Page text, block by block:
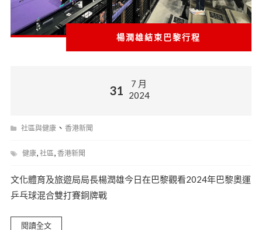
楊潤雄結束巴黎行程
31
7 月
2024
社區與健康、 香港新聞
健康, 社區, 香港新聞
文化體育及旅遊局局長楊潤雄今日在巴黎觀看2024年巴黎奧運
乒乓球混合雙打賽銅牌戰
閱讀全文